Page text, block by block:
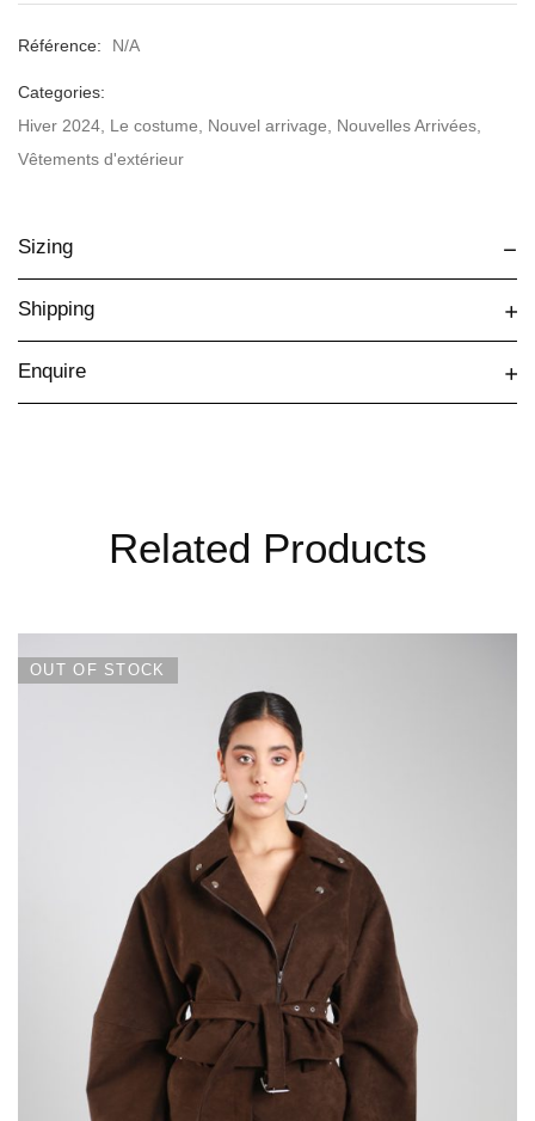
LONG
MELVA
Référence: N/A
Categories:
Hiver 2024, Le costume, Nouvel arrivage, Nouvelles Arrivées,
Vêtements d'extérieur
Sizing
Shipping
Enquire
Related Products
OUT OF STOCK